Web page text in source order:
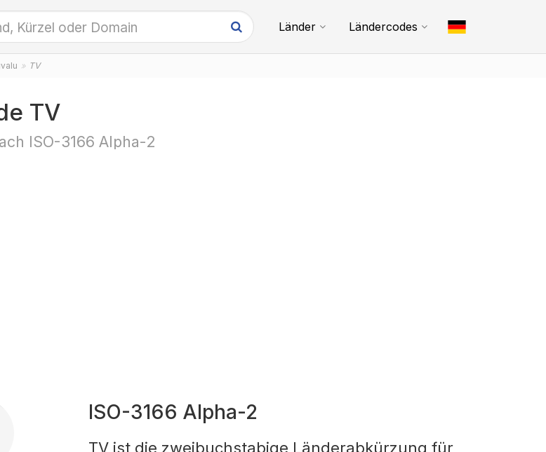
Länder Ländercodes
TV
TV
ISO-3166 Alpha-2
ISO-3166 Alpha-2
TV ist die zweibuchstabige Länderabkürzung für